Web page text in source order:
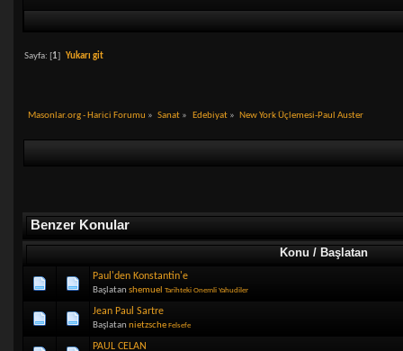
Sayfa: [ 1] Yukarı git
Masonlar.org - Harici Forumu » Sanat » Edebiyat» New York Üçlemesi-Paul Auster
Benzer Konular
Konu / Başlatan
Paul'den Konstantin'e
Başlatan shemuel Tarihteki Onemli Yahudiler
Jean Paul Sartre
Başlatan nietzsche Felsefe
PAUL CELAN